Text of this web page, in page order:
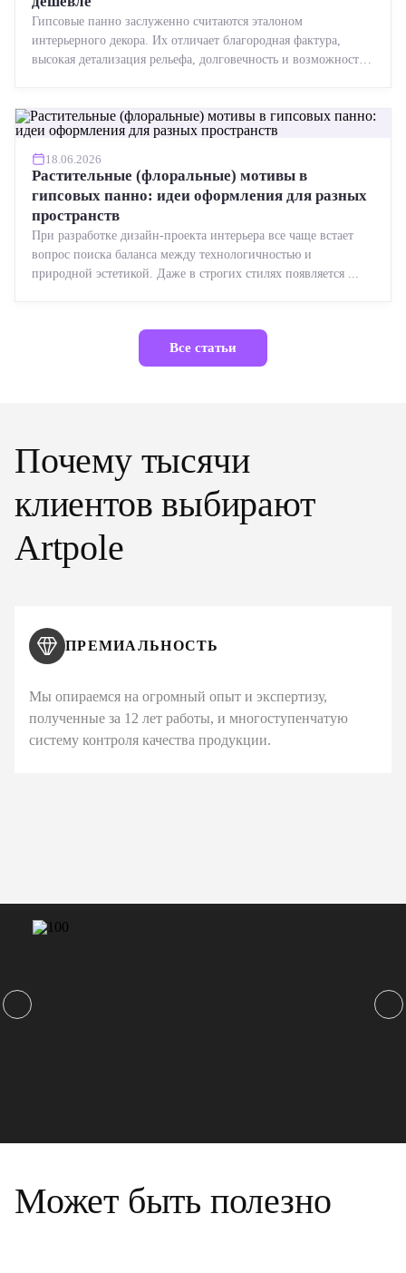
Гипсовые панно заслуженно считаются эталоном
интерьерного декора. Их отличает благородная фактура,
высокая детализация рельефа, долговечность и возможность
18.06.2026
Растительные (флоральные) мотивы в
гипсовых панно: идеи оформления для разных
пространств
При разработке дизайн-проекта интерьера все чаще встает
вопрос поиска баланса между технологичностью и
природной эстетикой. Даже в строгих стилях появляется ...
Все статьи
Почему тысячи
клиентов выбирают
Artpole
ПРЕМИАЛЬНОСТЬ
Мы опираемся на огромный опыт и экспертизу,
полученные за 12 лет работы, и многоступенчатую
систему контроля качества продукции.
Может быть полезно